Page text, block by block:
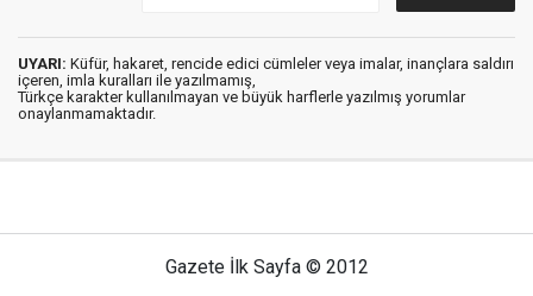
UYARI: Küfür, hakaret, rencide edici cümleler veya imalar, inançlara saldırı
içeren, imla kuralları ile yazılmamış,
Türkçe karakter kullanılmayan ve büyük harflerle yazılmış yorumlar
onaylanmamaktadır.
Gazete İlk Sayfa © 2012